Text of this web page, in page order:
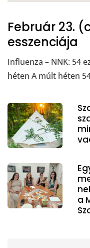
Február 23.
esszenciája
Influenza – NNK: 54
héten A múlt héten
a